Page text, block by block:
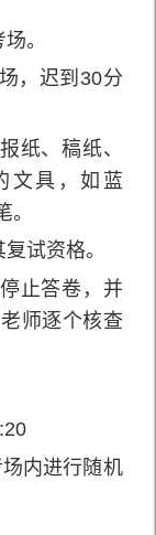
。
，迟到30分
、稿纸、
文具，如蓝
。
试资格。
止答卷，并
师逐个核查
内进行随机